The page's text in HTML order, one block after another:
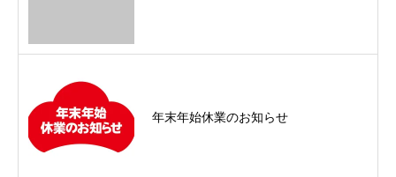
年末年始休業のお知らせ